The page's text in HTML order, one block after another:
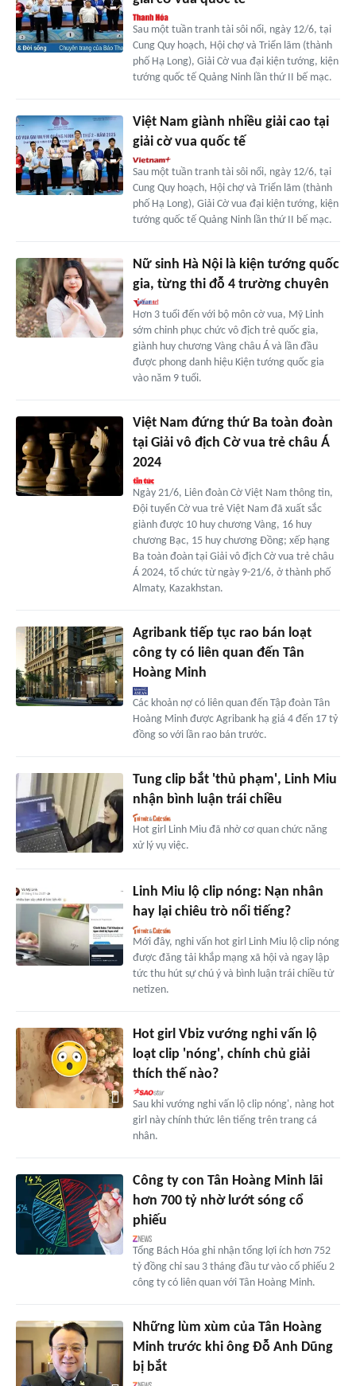
Sau một tuần tranh tài sôi nổi, ngày 12/6, tại
Cung Quy hoạch, Hội chợ và Triển lãm (thành
phố Hạ Long), Giải Cờ vua đại kiện tướng, kiện
tướng quốc tế Quảng Ninh lần thứ II bế mạc.
Việt Nam giành nhiều giải cao tại
giải cờ vua quốc tế
Sau một tuần tranh tài sôi nổi, ngày 12/6, tại
Cung Quy hoạch, Hội chợ và Triển lãm (thành
phố Hạ Long), Giải Cờ vua đại kiện tướng, kiện
tướng quốc tế Quảng Ninh lần thứ II bế mạc.
Nữ sinh Hà Nội là kiện tướng quốc
gia, từng thi đỗ 4 trường chuyên
Hơn 3 tuổi đến với bộ môn cờ vua, Mỹ Linh
sớm chinh phục chức vô địch trẻ quốc gia,
giành huy chương Vàng châu Á và lần đầu
được phong danh hiệu Kiện tướng quốc gia
vào năm 9 tuổi.
Việt Nam đứng thứ Ba toàn đoàn
tại Giải vô địch Cờ vua trẻ châu Á
2024
Ngày 21/6, Liên đoàn Cờ Việt Nam thông tin,
Đội tuyển Cờ vua trẻ Việt Nam đã xuất sắc
giành được 10 huy chương Vàng, 16 huy
chương Bạc, 15 huy chương Đồng; xếp hạng
Ba toàn đoàn tại Giải vô địch Cờ vua trẻ châu
Á 2024, tổ chức từ ngày 9-21/6, ở thành phố
Almaty, Kazakhstan.
Agribank tiếp tục rao bán loạt
công ty có liên quan đến Tân
Hoàng Minh
Các khoản nợ có liên quan đến Tập đoàn Tân
Hoàng Minh được Agribank hạ giá 4 đến 17 tỷ
đồng so với lần rao bán trước.
Tung clip bắt 'thủ phạm', Linh Miu
nhận bình luận trái chiều
Hot girl Linh Miu đã nhờ cơ quan chức năng
xử lý vụ việc.
Linh Miu lộ clip nóng: Nạn nhân
hay lại chiêu trò nổi tiếng?
Mới đây, nghi vấn hot girl Linh Miu lộ clip nóng
được đăng tải khắp mạng xã hội và ngay lập
tức thu hút sự chú ý và bình luận trái chiều từ
netizen.
Hot girl Vbiz vướng nghi vấn lộ
loạt clip 'nóng', chính chủ giải
thích thế nào?
Sau khi vướng nghi vấn lộ clip nóng', nàng hot
girl này chính thức lên tiếng trên trang cá
nhân.
Công ty con Tân Hoàng Minh lãi
hơn 700 tỷ nhờ lướt sóng cổ
phiếu
Tổng Bách Hóa ghi nhận tổng lợi ích hơn 752
tỷ đồng chỉ sau 3 tháng đầu tư vào cổ phiếu 2
công ty có liên quan với Tân Hoàng Minh.
Những lùm xùm của Tân Hoàng
Minh trước khi ông Đỗ Anh Dũng
bị bắt